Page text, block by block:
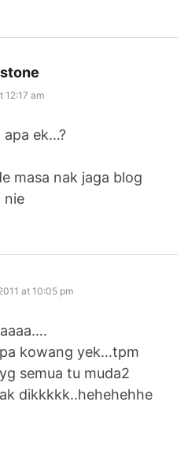
12:17 am
apa ek…?
masa nak jaga blog
nie
at 10:05 pm
kowang yek…tpm
semua tu muda2
dikkkkk..hehehehhe